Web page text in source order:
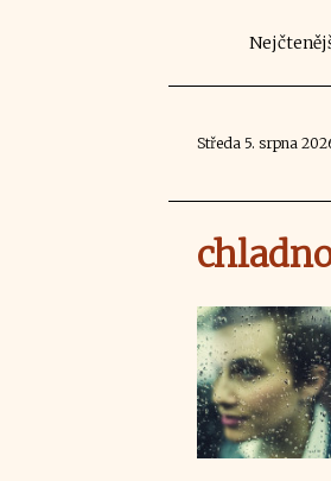
Středa 5. srpna